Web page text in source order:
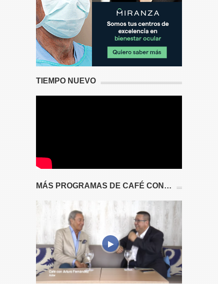
TIEMPO NUEVO
MÁS PROGRAMAS DE CAFÉ CON…